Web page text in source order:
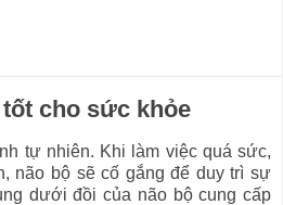
cho sức khỏe
tự nhiên. Khi làm việc quá sức,
não bộ sẽ cố gắng để duy trì sự
dưới đồi của não bộ cung cấp